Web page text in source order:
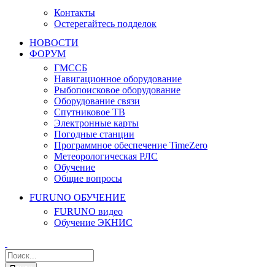
Контакты
Остерегайтесь подделок
НОВОСТИ
ФОРУМ
ГМССБ
Навигационное оборудование
Рыбопоисковое оборудование
Оборудование связи
Спутниковое ТВ
Электронные карты
Погодные станции
Программное обеспечение TimeZero
Метеорологическая РЛС
Обучение
Общие вопросы
FURUNO ОБУЧЕНИЕ
FURUNO видео
Обучение ЭКНИС